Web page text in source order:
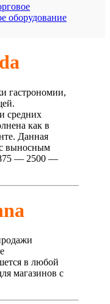
оборудование
гастрономии,
средних
как в
Данная
с выносным
— 2500 —
в любой
магазинов с